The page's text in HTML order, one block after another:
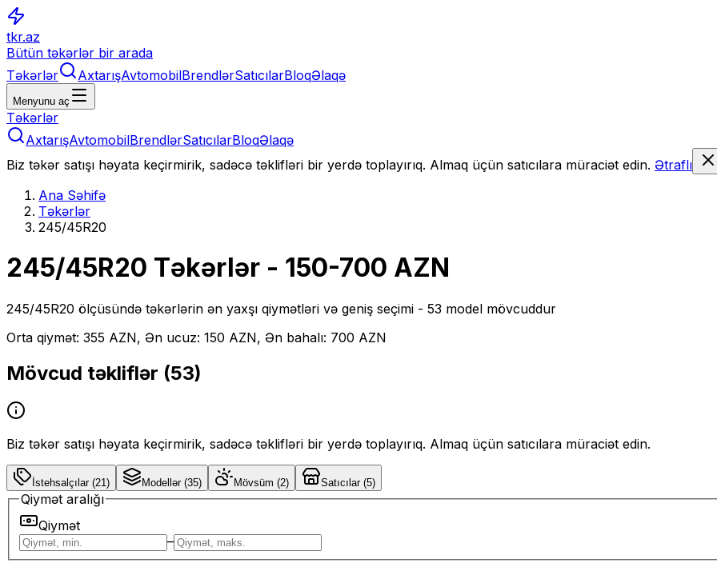
tkr.az
Bütün təkərlər bir arada
Təkərlər
AxtarışAvtomobilBrendlərSatıcılarBloqƏlaqə
Menyunu aç
Təkərlər
AxtarışAvtomobilBrendlərSatıcılarBloqƏlaqə
Biz təkər satışı həyata keçirmirik, sadəcə təklifləri bir yerdə toplayırıq. Almaq üçün satıcılara müraciət edin. Ətraflı
Ana Səhifə
Təkərlər
245/45R20
245/45R20 Təkərlər - 150-700 AZN
245/45R20 ölçüsündə təkərlərin ən yaxşı qiymətləri və geniş seçimi - 53 model mövcuddur
Orta qiymət: 355 AZN, Ən ucuz: 150 AZN, Ən bahalı: 700 AZN
Mövcud təkliflər (53)
Biz təkər satışı həyata keçirmirik, sadəcə təklifləri bir yerdə toplayırıq. Almaq üçün satıcılara müraciət edin.
İstehsalçılar(21) Modellər(35) Mövsüm (2) Satıcılar(5)
Qiymət aralığı
Qiymət
–